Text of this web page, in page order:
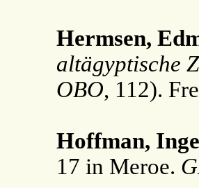
Hermsen,
altägyptische
OBO, 112).
Hoffman, Inge
17 in Meroe.